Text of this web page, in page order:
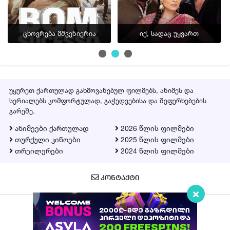
ფლეიერი 2
▶ სერია 16
ფლეიერი 2
▶ სერია 18
▶ სერია 19
ფლეიერი 2
ფლეიერი 2
▶ სერია 21
ფლეიერი 2
ცხოვრება მშვენიერია იქ, სადაც უყვართ
უყურეთ ქართულად გახმოვანებულ ფილმებს, ანიმეს და
სერიალებს კომფორტულად, გაჭედვებისა და შეფერხებების
გარეშე.
ანიმეები ქართულად
თურქული კინოები
თრეილერები
2026 წლის ფილმები
2025 წლის ფილმები
2024 წლის ფილმები
ᲙᲝᲜᲢᲐᲥᲢᲘ
Qartulad.in © 2026